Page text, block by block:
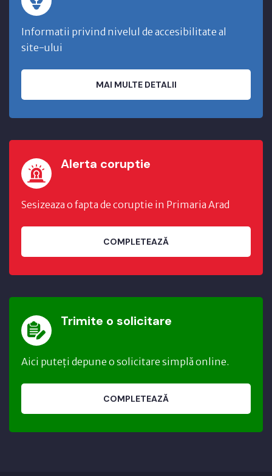
Informatii privind nivelul de accesibilitate al
site-ului
MAI MULTE DETALII
Alerta coruptie
Sesizeaza o fapta de coruptie in Primaria Arad
COMPLETEAZĂ
Trimite o solicitare
Aici puteți depune o solicitare simplă online.
COMPLETEAZĂ